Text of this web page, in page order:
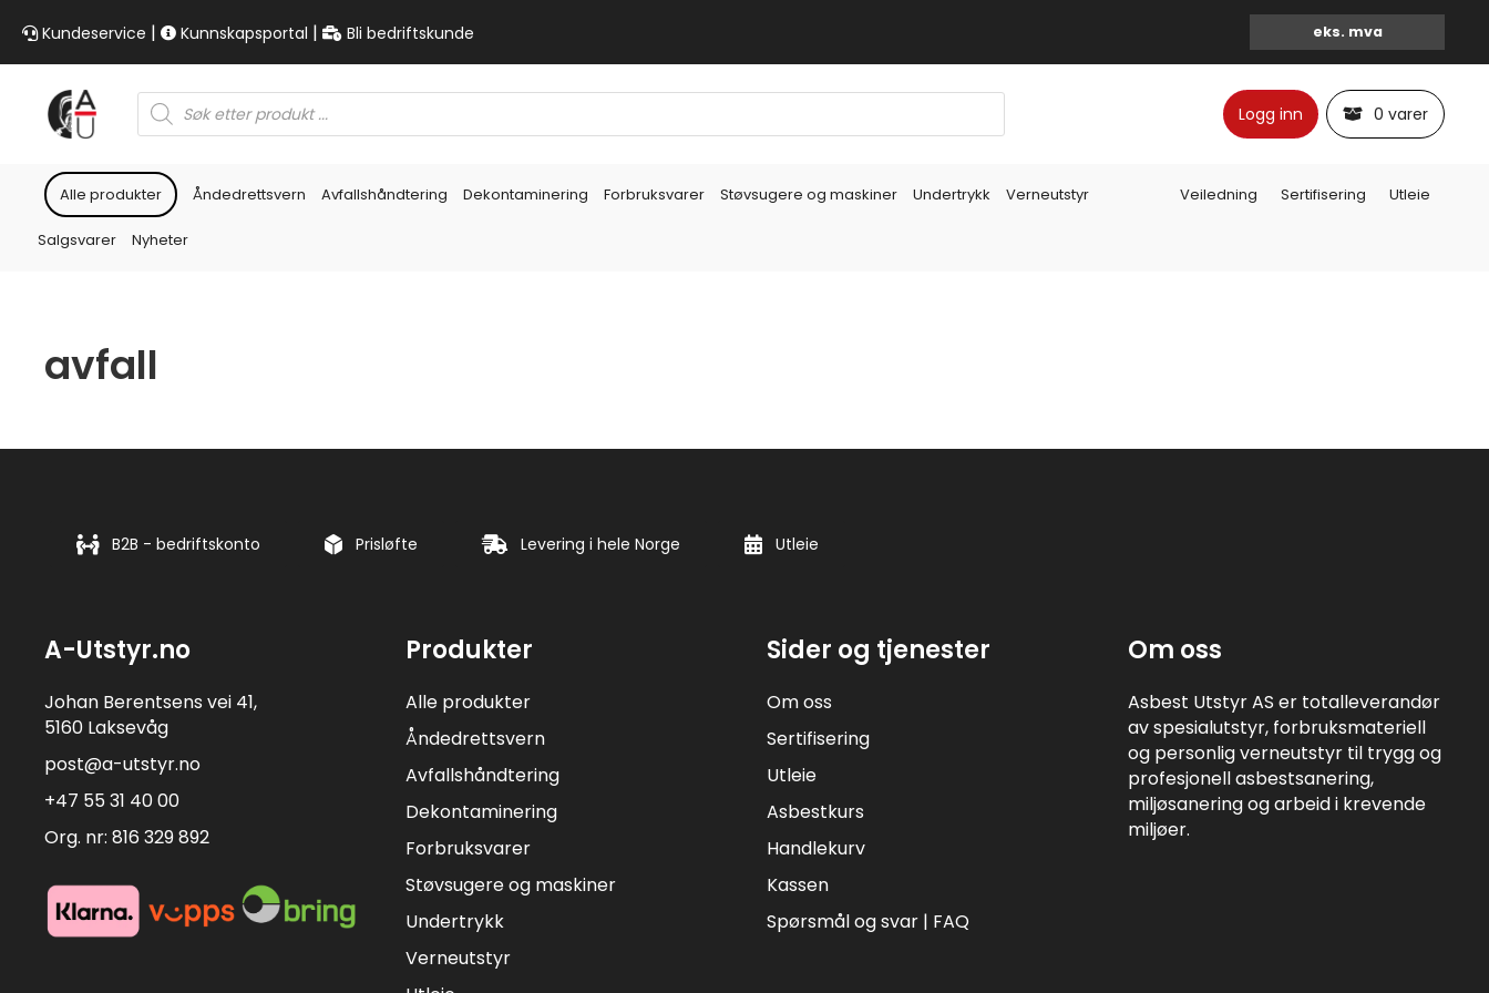
Kundeservice | Kunnskapsportal | Bli bedriftskunde
Products
search Logg inn 0 varer
Alle produkter Åndedrettsvern Avfallshåndtering Dekontaminering Forbruksvarer Støvsugere og maskiner Undertrykk Verneutstyr
Salgsvarer Nyheter
Veiledning Sertifisering Utleie
avfall
B2B - bedriftskonto Prisløfte Levering i hele Norge Utleie
A-Utstyr.no
Johan Berentsens vei 41,
5160 Laksevåg
post@a-utstyr.no
+47 55 31 40 00
Org. nr: 816 329 892
Produkter
Alle produkter
Åndedrettsvern
Avfallshåndtering
Dekontaminering
Forbruksvarer
Støvsugere og maskiner
Undertrykk
Verneutstyr
Sider og tjenester
Om oss
Sertifisering
Utleie
Asbestkurs
Handlekurv
Kassen
Spørsmål og svar | FAQ
Om oss
Asbest Utstyr AS er totalleverandør
av spesialutstyr, forbruksmateriell
og personlig verneutstyr til trygg og
profesjonell asbestsanering,
miljøsanering og arbeid i krevende
miljøer.